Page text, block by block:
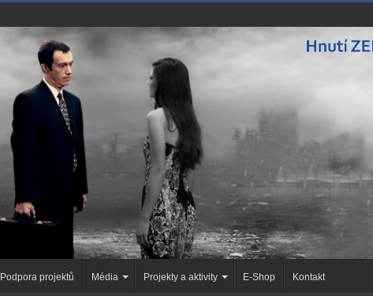
Podpora projektů Média Projekty a aktivity E-Shop Kontakt